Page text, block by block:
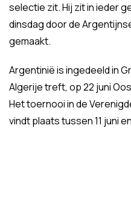
selectie zit. Hij zit in ieder
dinsdag door de
gemaakt.
Argentinië is ingedeeld in
Algerije treft, op 22 juni
Het toernooi in de
vindt plaats tussen 11 juni